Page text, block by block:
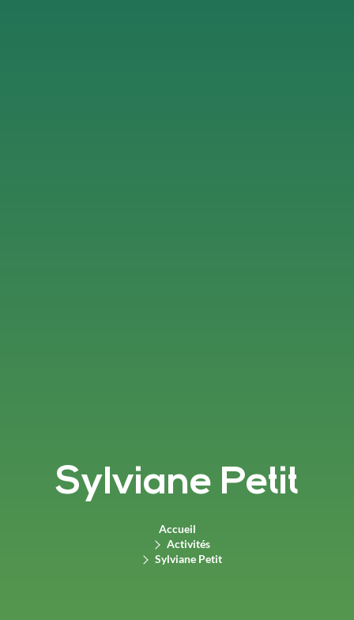
Sylviane Petit
Accueil
Activités
Sylviane Petit